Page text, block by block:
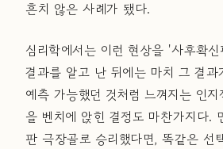
흔치 않은 사례가 됐다.
심리학에서는 이런 현상을 '사후확
결과를 알고 난 뒤에는 마치 그 결과
예측 가능했던 것처럼 느껴지는 인
을 벤치에 앉힌 결정도 마찬가지다.
판 극장골로 승리했다면, 똑같은 선